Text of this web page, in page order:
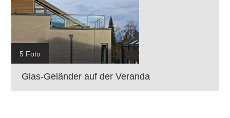
5 Foto
Glas-Geländer auf der Veranda